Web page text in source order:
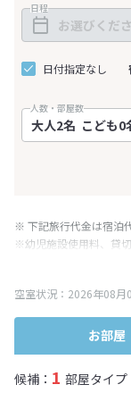
日程
日付指定なし
人数・部屋数
※ 下記旅行代金は宿泊
※幼児施設使用料、貸
み表記となりますが、
※表示されている旅行
終確認画面でご確認く
空室状況：2026年08
お部屋
候補： 1 部屋タイプ